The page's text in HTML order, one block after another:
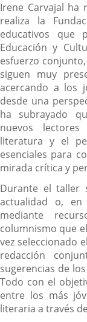
Irene Carvajal ha
realiza la
educativos que
Educación y
esfuerzo
siguen muy
acercando a los
desde una
ha subrayado
nuevos
literatura y el
esenciales para
mirada crítica y
Durante el taller
actualidad o,
mediante
columnismo que
vez seleccionado
redacción
sugerencias de
Todo con el
entre los más
literaria a través